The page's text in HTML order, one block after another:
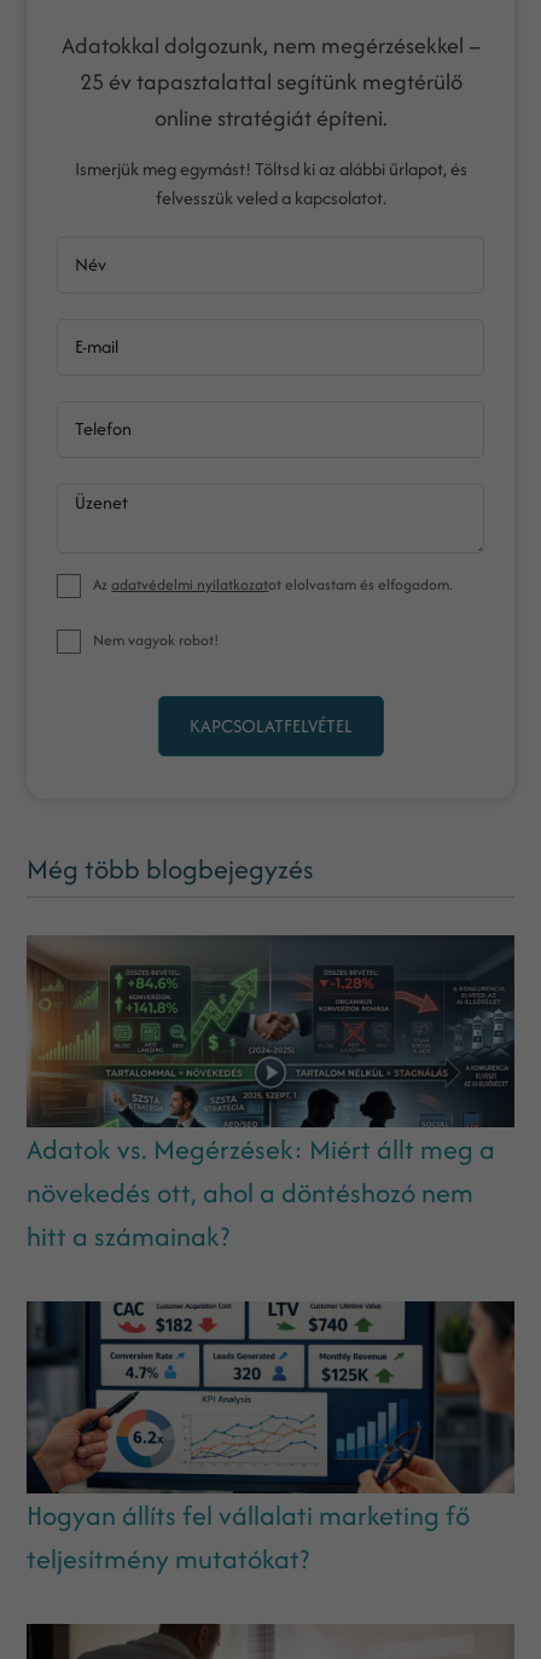
Adatokkal dolgozunk, nem megérzésekkel –
25 év tapasztalattal segítünk megtérülő
online stratégiát építeni.
Ismerjük meg egymást! Töltsd ki az alábbi űrlapot, és
felvesszük veled a kapcsolatot.
Név
E-mail
Telefon
Üzenet
Azadatvédelmi nyilatkozatot elolvastam és elfogadom.
Nem vagyok robot!
KAPCSOLATFELVÉTEL
Még több blogbejegyzés
Adatok vs. Megérzések: Miért állt meg a
növekedés ott, ahol a döntéshozó nem
hitt a számainak?
Hogyan állíts fel vállalati marketing fő
teljesítmény mutatókat?